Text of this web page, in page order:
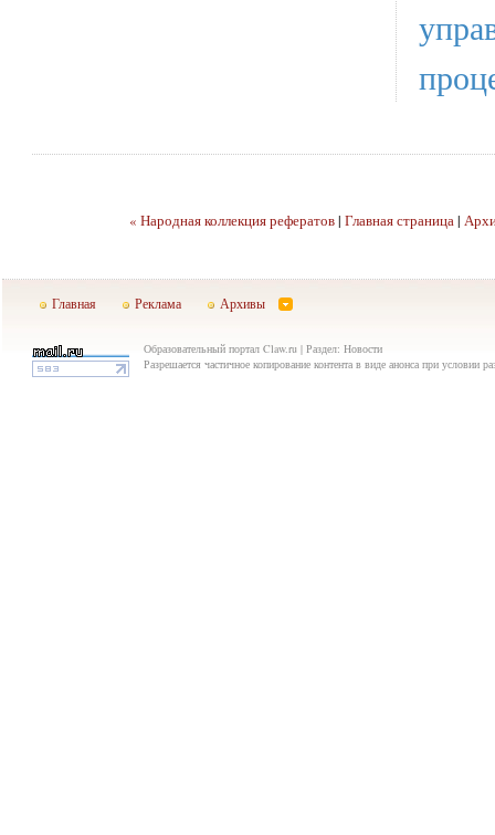
« Народная коллекция рефератов| Главная страница |
Главная Реклама Архивы
Образовательный портал Claw.ru | Раздел: Новости
Разрешается частичное копирование контента в виде анонса при условии